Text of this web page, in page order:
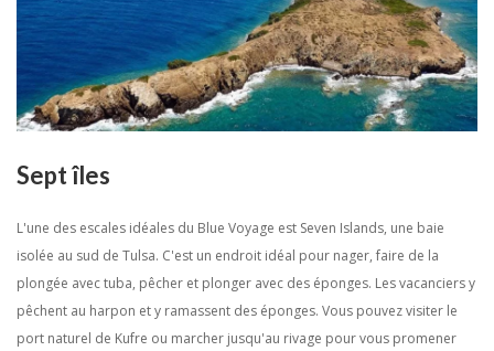
Sept îles
L'une des escales idéales du Blue Voyage est Seven Islands, une baie
isolée au sud de Tulsa. C'est un endroit idéal pour nager, faire de la
plongée avec tuba, pêcher et plonger avec des éponges. Les vacanciers y
pêchent au harpon et y ramassent des éponges. Vous pouvez visiter le
port naturel de Kufre ou marcher jusqu'au rivage pour vous promener